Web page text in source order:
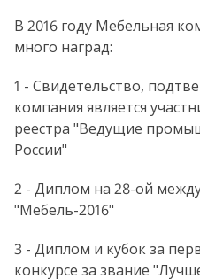
В 2016 году Мебельная
много наград:
1 - Свидетельство,
компания является
реестра "Ведущие
России"
2 - Диплом на 28-ой
"Мебель-2016"
3 - Диплом и кубок за
конкурсе за звание